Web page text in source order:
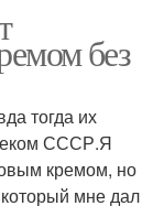
без
тогда их
СССР.Я
кремом, но
мне дал